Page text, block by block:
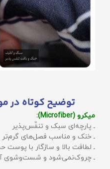
توضیح کوتاه در
میکرو (Microfiber):
ـ پارچه‌ای سبک و تنفّس‌پذیر
ـ خنک و مناسب فصل‌های گرم‌تر
ـ لطافت بالا و سازگار با
ـ چروک‌نمی‌شود و شست‌وشوی